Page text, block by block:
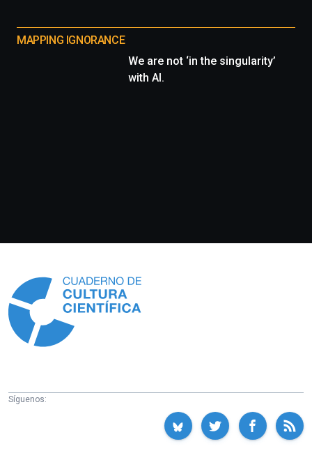
MAPPING IGNORANCE
We are not ‘in the singularity’
with AI.
Síguenos: